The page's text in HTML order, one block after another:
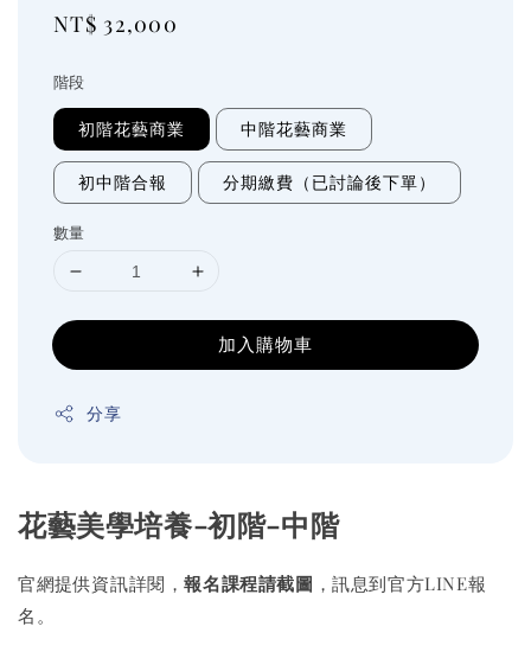
Regular
NT$ 32,000
階段
初階花藝商業 中階花藝商業
初中階合報 分期繳費（已討論後下單）
數量
加入購物車
分享
花藝美學培養-初階-中階
官網提供資訊詳閱，報名課程請截圖 ，訊息到官方LINE報
名。